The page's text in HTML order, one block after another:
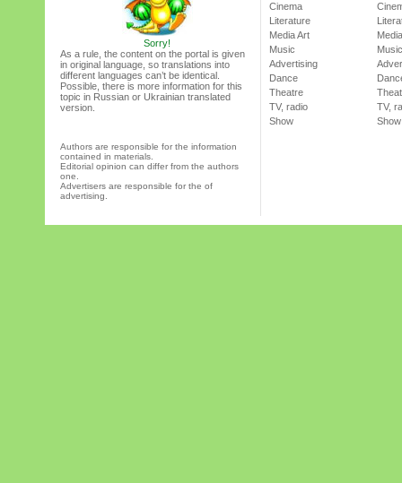
Sorry!
As a rule, the content on the portal is given
in original language, so translations into
different languages can’t be identical.
Possible, there is more information for this
topic in Russian or Ukrainian translated
version.
Authors are responsible for the information
contained in materials.
Editorial opinion can differ from the authors
one.
Advertisers are responsible for the of
advertising.
Cinema
Literature
Media Art
Music
Advertising
Dance
Theatre
TV, radio
Show
Music
TV,
Show